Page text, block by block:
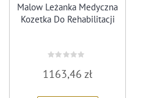
Malow Leżanka Medyczna
Kozetka Do Rehabilitacji
0
out
5
1163,46zł